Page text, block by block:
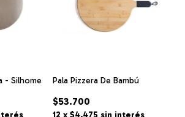
- Silhome Pala Pizzera De Bambú
$53.700
12 x $4.475 sin interés